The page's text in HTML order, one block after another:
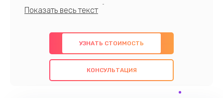
профессионалов с обширными знаниями и
предлагаем быстрый и качественный ремонт с
использованием оригинальных компонентов, а
также гарантируем качество всех
проведенных работ. Наша цель - предоставить
УЗНАТЬ СТОИМОСТЬ
КОНСУЛЬТАЦИЯ